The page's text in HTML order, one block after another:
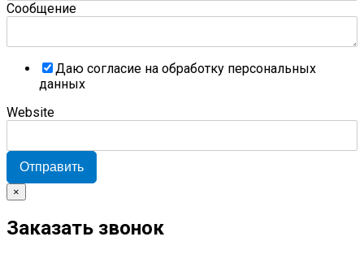
Сообщение
Даю согласие на обработку персональных
данных
Website
Отправить
×
Заказать звонок